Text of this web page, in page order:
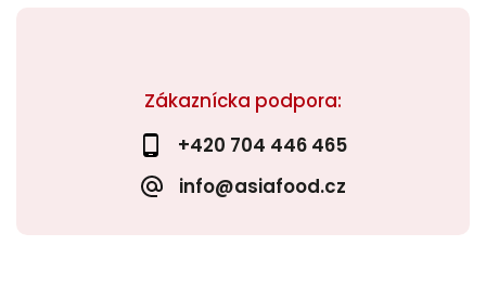
Zákaznícka podpora:
+420 704 446 465
info@asiafood.cz